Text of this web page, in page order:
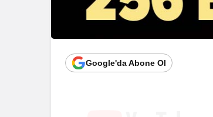
Google'da Abone Ol